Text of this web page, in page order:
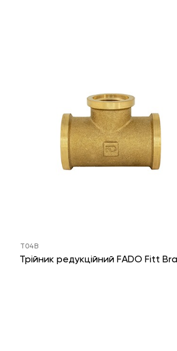
T04B
Трійник редукційний FADO Fitt